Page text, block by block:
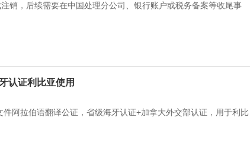
销，后续需要在中国处理分公司、银行账户或税务备案等收尾事
认证利比亚使用
阿拉伯语翻译公证，省级海牙认证+加拿大外交部认证，用于利比